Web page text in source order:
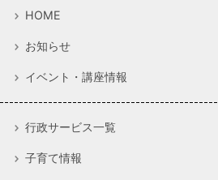
HOME
お知らせ
イベント・講座情報
行政サービス一覧
子育て情報